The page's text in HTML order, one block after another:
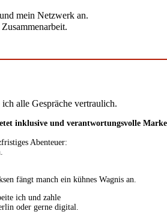
mein Netzwerk an.
alle Gespräche vertraulich.
inklusive und verantwortungsvolle
Abenteuer:
fängt manch ein kühnes Wagnis an.
ich und zahle
oder gerne digital.